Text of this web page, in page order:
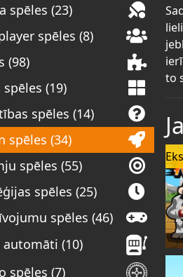
spēles (23)
spēles (8)
(98)
spēles (19)
spēles (14)
spēles (34)
spēles (55)
spēles (25)
spēles (46)
automāti (10)
spēles (7)
to